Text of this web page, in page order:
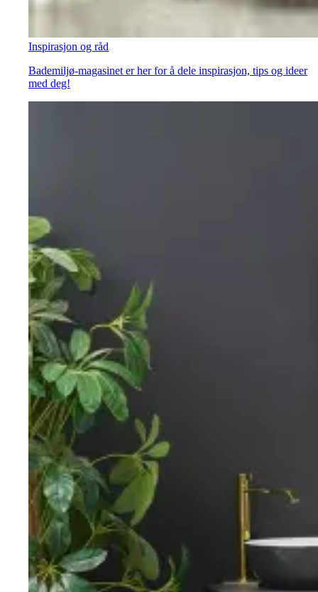
Inspirasjon og råd
Bademiljø-magasinet er her for å dele inspirasjon, tips og ideer
med deg!